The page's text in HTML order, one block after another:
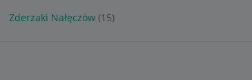
Zderzaki Nałęczów (15)